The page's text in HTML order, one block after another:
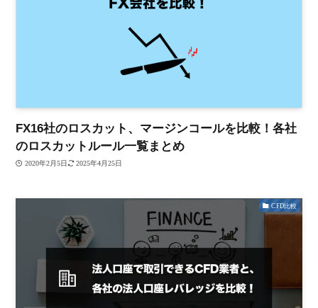
FX16社のロスカット、マージンコールを比較！各社
のロスカットルール一覧まとめ
2020年2月5日 2025年4月25日
CFD比較